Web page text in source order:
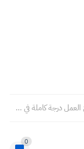
انشاء عن موضوع العمل درجة كاملة في الامتحان الوزاري نموذجي...
0